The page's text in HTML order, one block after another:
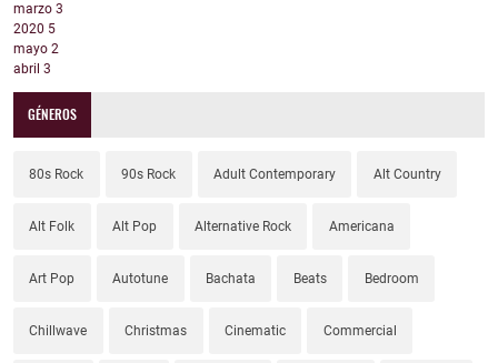
marzo 3
2020 5
mayo 2
abril 3
GÉNEROS
80s Rock 90s Rock Adult Contemporary Alt Country
Alt Folk Alt Pop Alternative Rock Americana
Art Pop Autotune Bachata Beats Bedroom
Chillwave Christmas Cinematic Commercial